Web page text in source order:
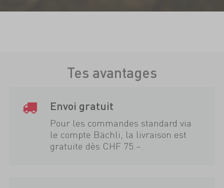
Tes avantages
Envoi gratuit
Pour les commandes standard via
le compte Bächli, la livraison est
gratuite dès CHF 75.–.